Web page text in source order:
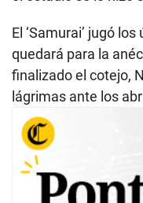
El ‘Samurai’ jugó
quedará para la
finalizado el cotejo,
lágrimas ante los